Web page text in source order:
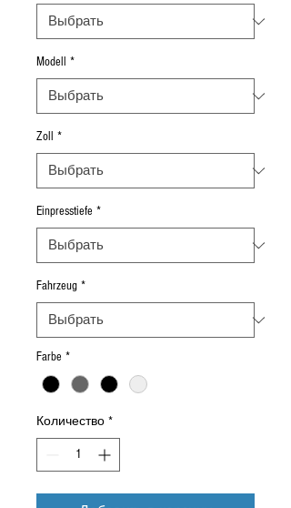
Modell *
Zoll *
Einpresstiefe *
Fahrzeug *
Farbe *
Количество *